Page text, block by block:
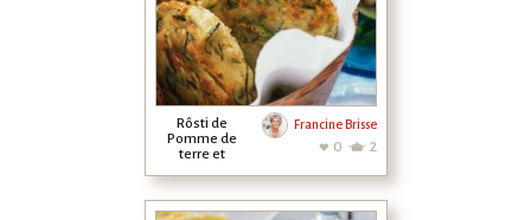
Rôsti de
Pomme de
terre et
Francine Brisse
0 2